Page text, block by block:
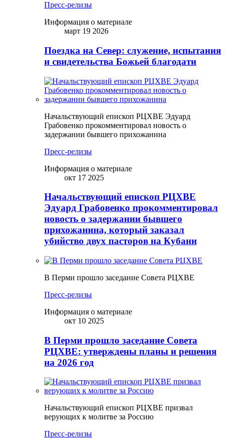
Пресс-релизы
Информация о материале
март 19 2026
Поездка на Север: служение, испытания
и свидетельства Божьей благодати
Начальствующий епископ РЦХВЕ Эдуард
Грабовенко прокомментировал новость о
задержании бывшего прихожанина
Пресс-релизы
Информация о материале
окт 17 2025
Начальствующий епископ РЦХВЕ
Эдуард Грабовенко прокомментировал
новость о задержании бывшего
прихожанина, который заказал
убийство двух пасторов на Кубани
В Перми прошло заседание Совета РЦХВЕ
Пресс-релизы
Информация о материале
окт 10 2025
В Перми прошло заседание Совета
РЦХВЕ: утверждены планы и решения
на 2026 год
Начальствующий епископ РЦХВЕ призвал
верующих к молитве за Россию
Пресс-релизы